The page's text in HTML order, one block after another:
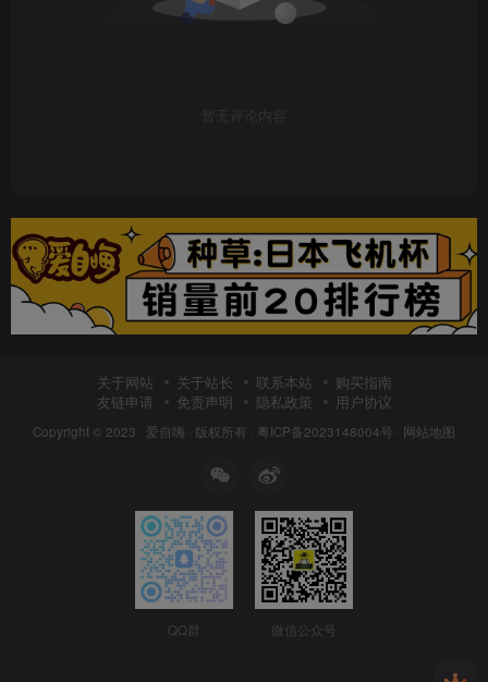
暂无评论内容
关于网站 关于站长 联系本站
购买指南
友链申请
免责声明 隐私政策 用户协议
Copyright © 2023 · 爱自嗨 · 版权所有 · 粤ICP备2023148004号 · 网站地图
QQ群 微信公众号